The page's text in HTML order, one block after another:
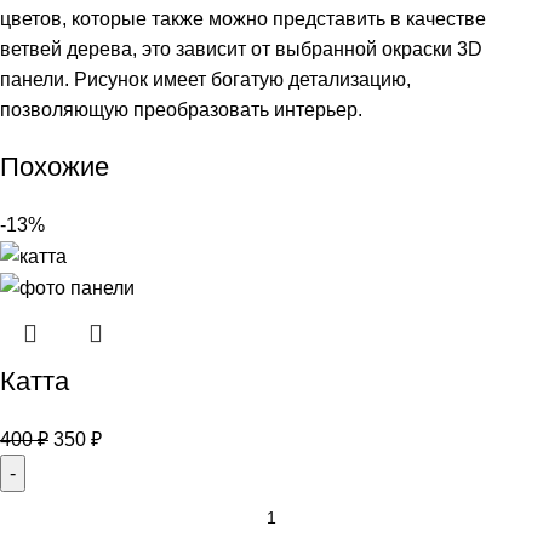
цветов, которые также можно представить в качестве
ветвей дерева, это зависит от выбранной окраски 3D
панели. Рисунок имеет богатую детализацию,
позволяющую преобразовать интерьер.
Похожие
-13%
Катта
400₽ 350 ₽